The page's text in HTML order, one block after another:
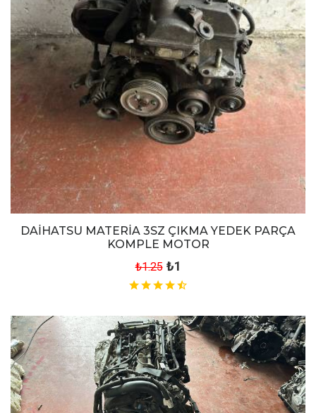
DAİHATSU MATERİA 3SZ ÇIKMA YEDEK PARÇA
KOMPLE MOTOR
₺1.25 ₺1